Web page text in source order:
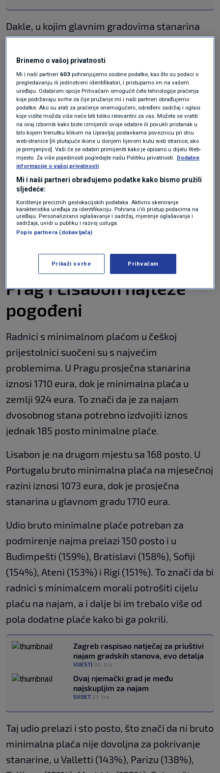
Dakle, u kojim glavnim gradovima stanarina
premašuje bruto minimalnu plaću i koliki dio
minimalne plaće odlazi na najam u europskim
prijestolnicama?
Prema analizi Europske konfederacije
sindikata (ETUC), temeljenoj na podacima EU-
a, prosječni trošak najma dvosobnog stana u
glavnim gradovima većine država članica EU-a
viši je od bruto minimalne plaće.
Samo u pet država EU-a koje imaju propisanu
minimalnu plaću mjesečna stanarina niža je od
minimalca. No, kako se i podaci Eurostata i
ETUC-a temelje na bruto minimalnim plaćama,
kada se uzmu u obzir neto plaće.
Prag i Lisabon najteže
pogođeni
Radnici s minimalnom plaćom u češkoj
prijestolnici suočeni su s najvećim
problemima. U Pragu prosječna stanarina
iznosi 1710 eura, dok je minimalna plaća u
zemlji 924 eura. To znači da je za najam
dvosobnog stana potrebno izdvojiti iznos
jednak 185 posto minimalne plaće.
Lisabon je na drugom mjestu sa 168 posto. U
Portugalu bruto minimalna plaća na mjesečnoj
razini iznosi 1073 eura, dok je prosječna
stanarina u glavnom gradu 1710 eura.
Udio bruto minimalne plaće potreban za
podmirenje najma prelazi 150 posto i u
Budimpešti (159%), Bratislavi (158%), Sofiji
(154%), Ateni (153%) i Rigi (151%). To znači da bi
radnici s minimalcem morali potrošiti cijelu
plaću na najam, a i dalje bi im trebalo više od
pola dodatne plaće kako bi ga pokrili.
Zagreb raspisao natječaj za priuštivi
najam gradskih stanova, evo detalja
VIJESTI 30. tra.
Ovaj njemački grad je među
najskupljim za najam
SVIJET 21. tra.
Taj udio prelazi i sto posto, što znači da ni bruto
minimalna plaća nije dovoljna za pokrivanje
stanarine, u Valletti (143%), Parizu (138%),
Brinemo o vašoj privatnosti
Mi i naši partneri 603 pohranjujemo osobne podatke, kao što su podaci o
pregledavanju ili jedinstveni identifikatori, i pristupamo im na vašem
uređaju. Odabirom opcije Prihvaćam omogućit ćete tehnologije praćenja
koje podržavaju svrhe za čije pružanje mi i naši partneri obrađujemo
podatke. Ako su alati za praćenje onemogućeni, određeni sadržaj i oglasi
koje vidite možda više neće biti toliko relevantni za vas. Možete se vratiti
na ovaj izbornik kako biste izmijenili svoje odabire ili povukli pristanak u
bilo kojem trenutku klikom na Upravljaj postavkama poveznicu pri dnu
web-stranice [ili plutajuće ikone u donjem lijevom kutu web stranice, ako
je primjenjivo]. Vaši će se odabiri primijeniti kako je opisano u dijelu Web-
mjesto. Za više pojedinosti pogledajte našu Politiku privatnosti. Dodatne
informacije o vašoj privatnosti
Mi i naši partneri obrađujemo podatke kako bismo pružili
sljedeće:
Korištenje preciznih geolokacijskih podataka. Aktivno skeniranje
karakteristika uređaja za identifikaciju. Pohrana i/ili pristup podacima na
uređaju. Personalizirano oglašavanje i sadržaj, mjerenje oglašavanja i
sadržaja, uvidi u publiku i razvoj usluga.
Popis partnera (dobavljača)
Prikaži svrhe Prihvaćam